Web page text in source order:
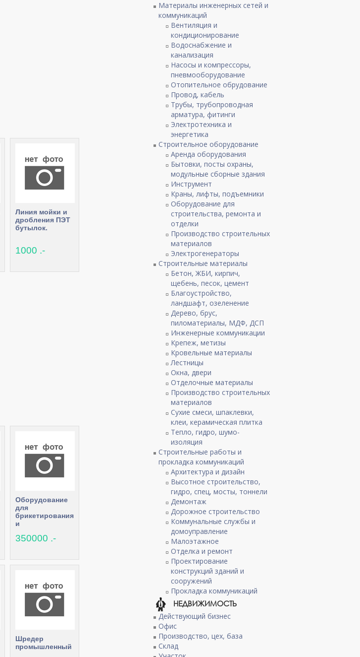
Линия мойки и
дробления ПЭТ
бутылок.
1000 .-
Оборудование
для
брикетирования
и
350000 .-
Шредер
промышленный
Материалы инженерных сетей и
коммуникаций
Вентиляция и
кондиционирование
Водоснабжение и
канализация
Насосы и компрессоры,
пневмооборудование
Отопительное обрудование
Провод, кабель
Трубы, трубопроводная
арматура, фитинги
Электротехника и
энергетика
Строительное оборудование
Аренда оборудования
Бытовки, посты охраны,
модульные сборные здания
Инструмент
Краны, лифты, подъемники
Оборудование для
строительства, ремонта и
отделки
Производство строительных
материалов
Электрогенераторы
Строительные материалы
Бетон, ЖБИ, кирпич,
щебень, песок, цемент
Благоустройство,
ландшафт, озеленение
Дерево, брус,
пиломатериалы, МДФ, ДСП
Инженерные коммуникации
Крепеж, метизы
Кровельные материалы
Лестницы
Окна, двери
Отделочные материалы
Производство строительных
материалов
Сухие смеси, шпаклевки,
клеи, керамическая плитка
Тепло, гидро, шумо-
изоляция
Строительные работы и
прокладка коммуникаций
Архитектура и дизайн
Высотное строительство,
гидро, спец, мосты, тоннели
Демонтаж
Дорожное строительство
Коммунальные службы и
домоуправление
Малоэтажное
Отделка и ремонт
Проектирование
конструкций зданий и
сооружений
Прокладка коммуникаций
НЕДВИЖИМОСТЬ
Действующий бизнес
Офис
Производство, цех, база
Склад